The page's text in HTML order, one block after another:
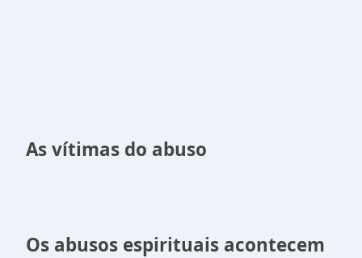
As vítimas do abuso
Os abusos espirituais acontecem